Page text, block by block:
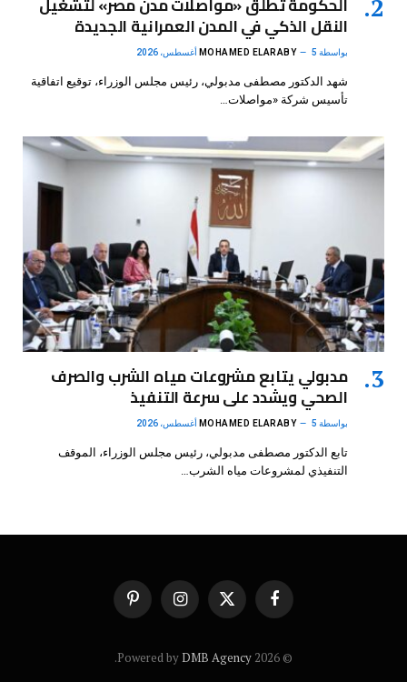
النقل الذكي في المدن العمرانية الجديدة
بواسطة MOHAMED ELARABY 5 أغسطس، 2026
شهد الدكتور مصطفى مدبولي، رئيس مجلس الوزراء، توقيع اتفاقية
تأسيس شركة «مواصلات…
مدبولي يتابع مشروعات مياه الشرب والصرف
الصحي ويشدد على سرعة التنفيذ
بواسطة MOHAMED ELARABY 5 أغسطس، 2026
تابع الدكتور مصطفى مدبولي، رئيس مجلس الوزراء، الموقف
التنفيذي لمشروعات مياه الشرب…
فيسبوك
X
(Twitter)
الانستغرامبينتيريست
© 2026 Powered by
DMB Agency
.